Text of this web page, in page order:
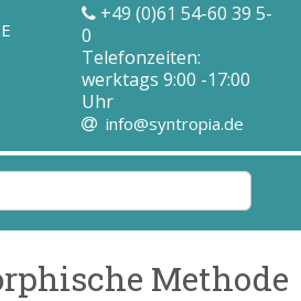
+49 (0)61 54-60 39 5-
0
Telefonzeiten:
werktags 9:00 -17:00
Uhr
info@syntropia.de
Methode